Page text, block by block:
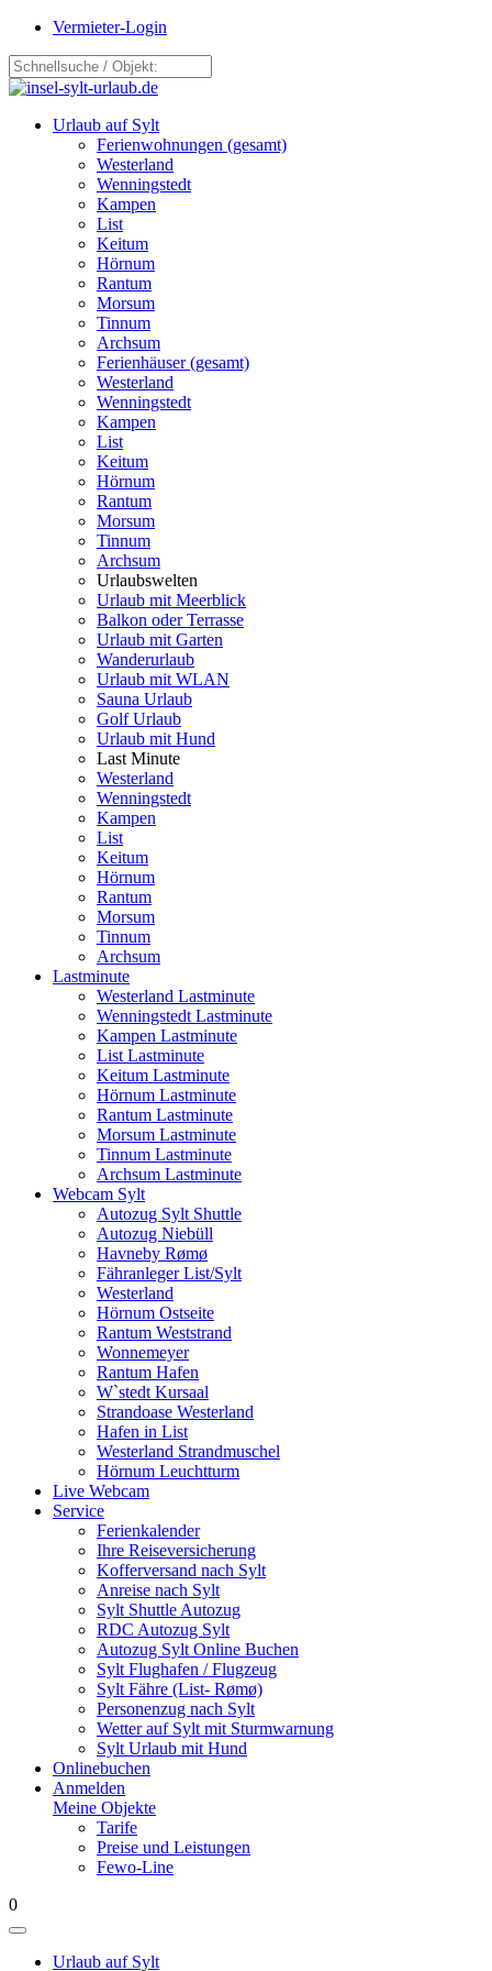
Vermieter-Login
Urlaub auf Sylt
Ferienwohnungen (gesamt)
Westerland
Wenningstedt
Kampen
List
Keitum
Hörnum
Rantum
Morsum
Tinnum
Archsum
Ferienhäuser (gesamt)
Westerland
Wenningstedt
Kampen
List
Keitum
Hörnum
Rantum
Morsum
Tinnum
Archsum
Urlaubswelten
Urlaub mit Meerblick
Balkon oder Terrasse
Urlaub mit Garten
Wanderurlaub
Urlaub mit WLAN
Sauna Urlaub
Golf Urlaub
Urlaub mit Hund
Last Minute
Westerland
Wenningstedt
Kampen
List
Keitum
Hörnum
Rantum
Morsum
Tinnum
Archsum
Lastminute
Westerland Lastminute
Wenningstedt Lastminute
Kampen Lastminute
List Lastminute
Keitum Lastminute
Hörnum Lastminute
Rantum Lastminute
Morsum Lastminute
Tinnum Lastminute
Archsum Lastminute
Webcam Sylt
Autozug Sylt Shuttle
Autozug Niebüll
Havneby Rømø
Fähranleger List/Sylt
Westerland
Hörnum Ostseite
Rantum Weststrand
Wonnemeyer
Rantum Hafen
W`stedt Kursaal
Strandoase Westerland
Hafen in List
Westerland Strandmuschel
Hörnum Leuchtturm
Live Webcam
Service
Ferienkalender
Ihre Reiseversicherung
Kofferversand nach Sylt
Anreise nach Sylt
Sylt Shuttle Autozug
RDC Autozug Sylt
Autozug Sylt Online Buchen
Sylt Flughafen / Flugzeug
Sylt Fähre (List- Rømø)
Personenzug nach Sylt
Wetter auf Sylt mit Sturmwarnung
Sylt Urlaub mit Hund
Onlinebuchen
Anmelden
Meine Objekte
Tarife
Preise und Leistungen
Fewo-Line
0
Urlaub auf Sylt